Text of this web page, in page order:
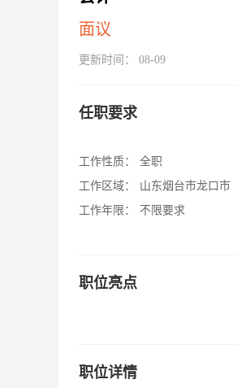
面议
更新时间： 08-09
任职要求
工作性质：
全职
工作区域：
山东烟台市龙口市
工作年限：
不限要求
职位亮点
职位详情